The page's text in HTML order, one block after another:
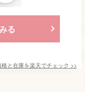
る
格と在庫を楽天でチェック >>